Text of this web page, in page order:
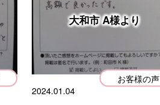
大和市 A様より
お客様の声
2024.01.04